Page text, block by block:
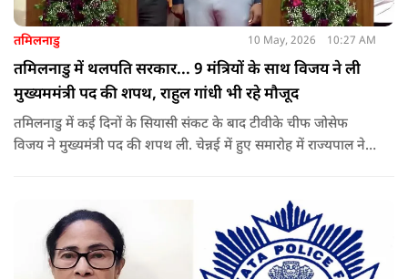
तमिलनाडु 10 May, 2026 10:27 AM
तमिलनाडु में थलपति सरकार... 9 मंत्रियों के साथ विजय ने ली
मुख्यममंत्री पद की शपथ, राहुल गांधी भी रहे मौजूद
तमिलनाडु में कई दिनों के सियासी संकट के बाद टीवीके चीफ जोसेफ
विजय ने मुख्यमंत्री पद की शपथ ली. चेन्नई में हुए समारोह में राज्यपाल ने